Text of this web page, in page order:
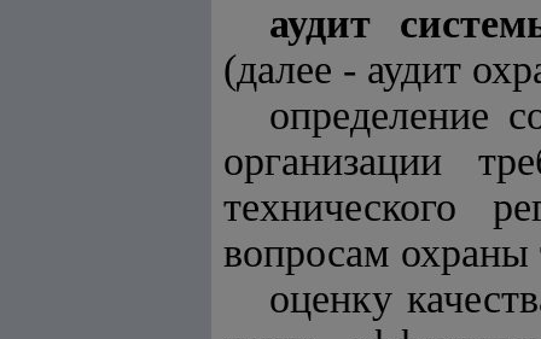
аудит
(далее - аудит
определение
организации
технического
вопросам охраны
оценку